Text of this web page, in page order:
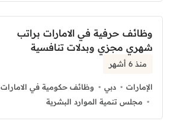
وظائف حرفية في الامارات براتب
شهري مجزي وبدلات تنافسية
منذ 6 أشهر
الإمارات دبي
وظائف حكومية في الامارات
مجلس تنمية الموارد البشرية